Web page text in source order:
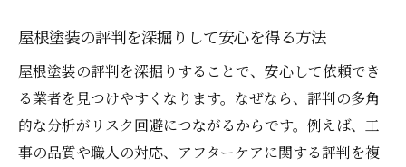
屋根塗装の評判を深掘りして安心を得る方法
屋根塗装の評判を深掘りすることで、安心して依頼でき
る業者を見つけやすくなります。なぜなら、評判の多角
的な分析がリスク回避につながるからです。例えば、工
事の品質や職人の対応、アフターケアに関する評判を複